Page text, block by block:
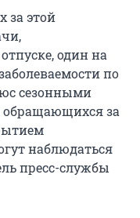
за этой
один на
по
сезонными
обращающихся за
наблюдаться
пресс-службы